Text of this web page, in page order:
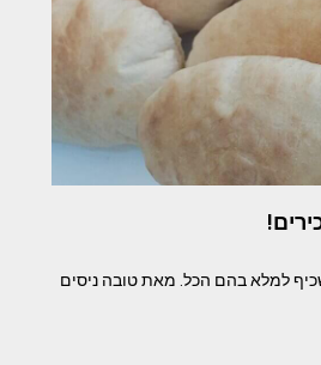
למלא בהם הכל. מאת טובה ניסים